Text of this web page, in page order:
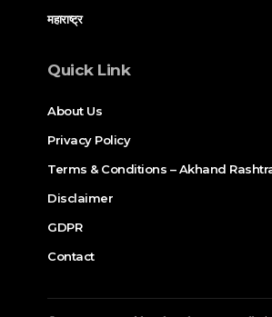
महाराष्ट्र
Quick Link
About Us
Privacy Policy
Terms & Conditions – Akhand
Disclaimer
GDPR
Contact